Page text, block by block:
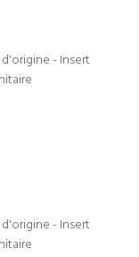
- Insert
- Insert